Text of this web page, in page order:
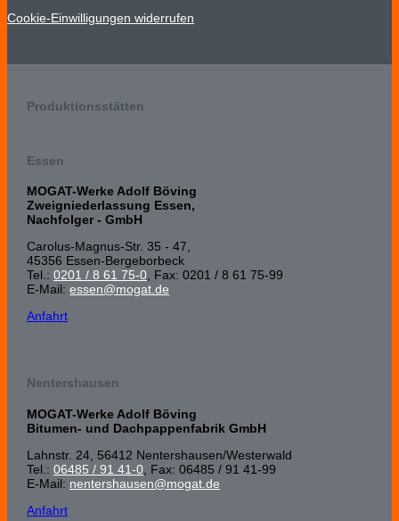
Cookie-Einwilligungen widerrufen
Produktionsstätten
Essen
MOGAT-Werke Adolf Böving
Zweigniederlassung Essen,
Nachfolger - GmbH
Carolus-Magnus-Str. 35 - 47,
45356 Essen-Bergeborbeck
Tel.: 0201 / 8 61 75-0, Fax: 0201 / 8 61 75-99
E-Mail: essen@mogat.de
Anfahrt
Nentershausen
MOGAT-Werke Adolf Böving
Bitumen- und Dachpappenfabrik GmbH
Lahnstr. 24, 56412 Nenters­hausen/Wester­wald
Tel.: 06485 / 91 41-0 , Fax: 06485 / 91 41-99
E-Mail: nentershausen@mogat.de
Anfahrt